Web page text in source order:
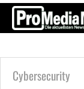
Cybersecurity